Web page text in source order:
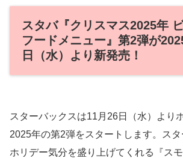
スタバ『クリスマス2025年
フードメニュー』第2弾が
日（水）より新発売！
スターバックスは11月26日（水）より
2025年の第2弾をスタートします。スタ
ホリデー気分を盛り上げてくれる『ス